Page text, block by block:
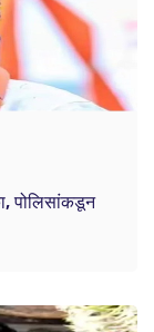
पोलिसांकडून